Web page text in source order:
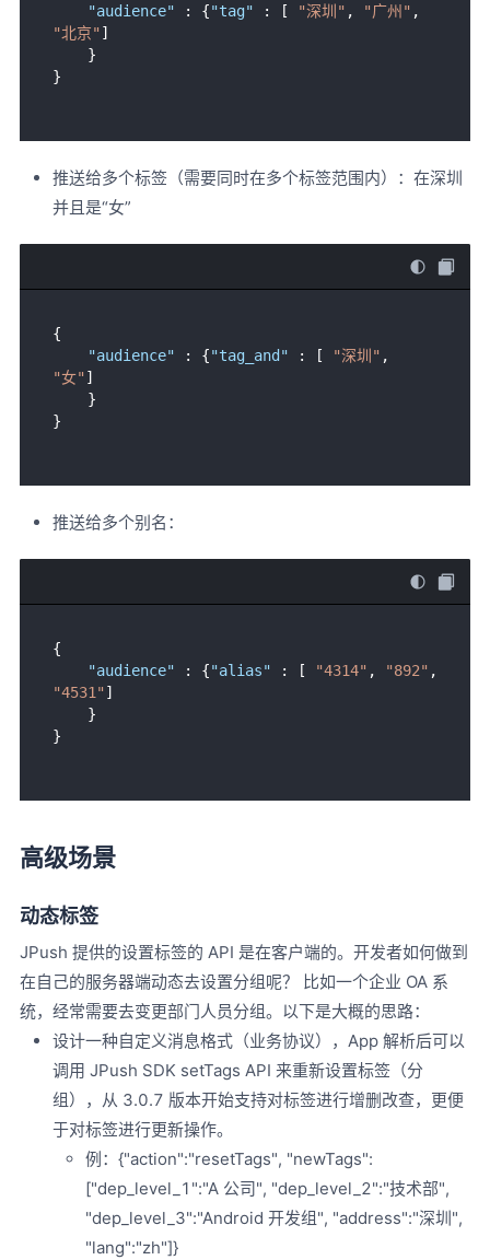
"audience"
: {"tag" : [ "深圳" , "广州" ,
"北京" ]
}
}
推送给多个标签（需要同时在多个标签范围内）：在深圳
并且是“女”
{
"audience"
: {"tag_and" : [ "深圳" ,
"女" ]
}
}
推送给多个别名：
{
"audience"
: {"alias" : [ "4314" , "892" ,
"4531" ]
}
}
高级场景
动态标签
JPush 提供的设置标签的 API 是在客户端的。开发者如何做到
在自己的服务器端动态去设置分组呢？ 比如一个企业 OA 系
统，经常需要去变更部门人员分组。以下是大概的思路：
设计一种自定义消息格式（业务协议），App 解析后可以
调用 JPush SDK setTags API 来重新设置标签（分
组），从 3.0.7 版本开始支持对标签进行增删改查，更便
于对标签进行更新操作。
例：{"action":"resetTags", "newTags":
["dep_level_1":"A 公司", "dep_level_2":"技术部",
"dep_level_3":"Android 开发组", "address":"深圳",
"lang":"zh"]}